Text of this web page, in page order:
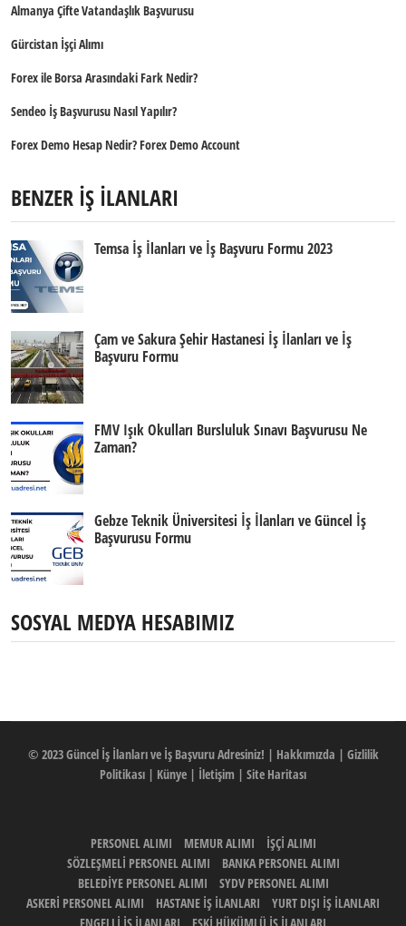
Almanya Çifte Vatandaşlık Başvurusu
Gürcistan İşçi Alımı
Forex ile Borsa Arasındaki Fark Nedir?
Sendeo İş Başvurusu Nasıl Yapılır?
Forex Demo Hesap Nedir? Forex Demo Account
BENZER İŞ İLANLARI
Temsa İş İlanları ve İş Başvuru Formu 2023
Çam ve Sakura Şehir Hastanesi İş İlanları ve İş
Başvuru Formu
FMV Işık Okulları Bursluluk Sınavı Başvurusu Ne
Zaman?
Gebze Teknik Üniversitesi İş İlanları ve Güncel İş
Başvurusu Formu
SOSYAL MEDYA HESABIMIZ
© 2023Güncel İş İlanları ve İş Başvuru Adresiniz! | Hakkımızda | Gizlilik
Politikası | Künye | İletişim | Site Haritası
PERSONEL ALIMI MEMUR ALIMI
İŞÇİ ALIMI
SÖZLEŞMELİ PERSONEL ALIMI
BANKA PERSONEL ALIMI
BELEDİYE PERSONEL ALIMI
SYDV PERSONEL ALIMI
ASKERİ PERSONEL ALIMI
HASTANE İŞ İLANLARI
YURT DIŞI İŞ İLANLARI